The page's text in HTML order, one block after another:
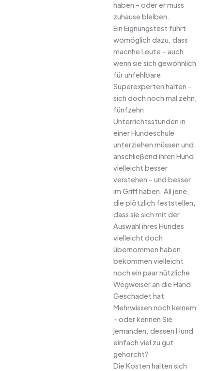
haben – oder er muss
zuhause bleiben.
Ein Eignungstest führt
womöglich dazu, dass
macnhe Leute – auch
wenn sie sich gewöhnlich
für unfehlbare
Superexperten halten –
sich doch noch mal zehn,
fünfzehn
Unterrichtsstunden in
einer Hundeschule
unterziehen müssen und
anschließend ihren Hund
vielleicht besser
verstehen – und besser
im Griff haben. All jene,
die plötzlich feststellen,
dass sie sich mit der
Auswahl ihres Hundes
vielleicht doch
übernommen haben,
bekommen vielleicht
noch ein paar nützliche
Wegweiser an die Hand.
Geschadet hat
Mehrwissen noch keinem
– oder kennen Sie
jemanden, dessen Hund
einfach viel zu gut
gehorcht?
Die Kosten halten sich